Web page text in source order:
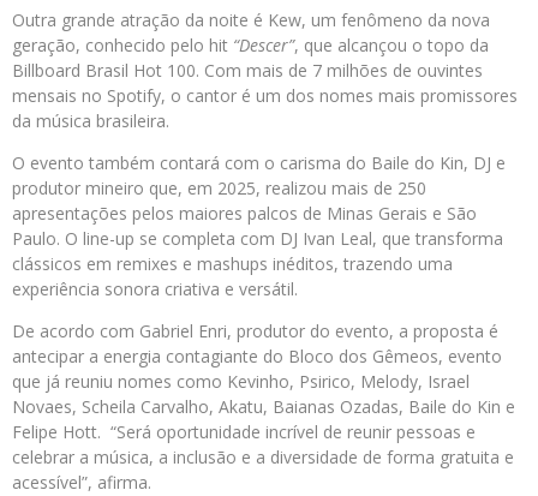
Outra grande atração da noite é Kew, um fenômeno da nova
geração, conhecido pelo hit “Descer”, que alcançou o topo da
Billboard Brasil Hot 100. Com mais de 7 milhões de ouvintes
mensais no Spotify, o cantor é um dos nomes mais promissores
da música brasileira.
O evento também contará com o carisma do Baile do Kin, DJ e
produtor mineiro que, em 2025, realizou mais de 250
apresentações pelos maiores palcos de Minas Gerais e São
Paulo. O line-up se completa com DJ Ivan Leal, que transforma
clássicos em remixes e mashups inéditos, trazendo uma
experiência sonora criativa e versátil.
De acordo com Gabriel Enri, produtor do evento, a proposta é
antecipar a energia contagiante do Bloco dos Gêmeos, evento
que já reuniu nomes como Kevinho, Psirico, Melody, Israel
Novaes, Scheila Carvalho, Akatu, Baianas Ozadas, Baile do Kin e
Felipe Hott. “Será oportunidade incrível de reunir pessoas e
celebrar a música, a inclusão e a diversidade de forma gratuita e
acessível”, afirma.